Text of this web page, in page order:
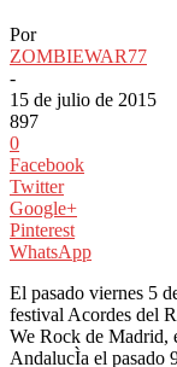
Por
ZOMBIEWAR77
-
15 de julio de 2015
897
0
Facebook
Twitter
Google+
Pinterest
WhatsApp
El pasado viernes 5
festival Acordes del
We Rock de Madrid,
AndalucÌa el pasado